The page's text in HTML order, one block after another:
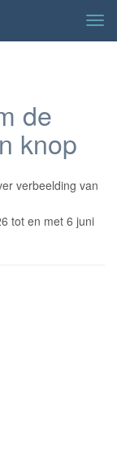
de
knop
verbeelding van
tot en met 6 juni